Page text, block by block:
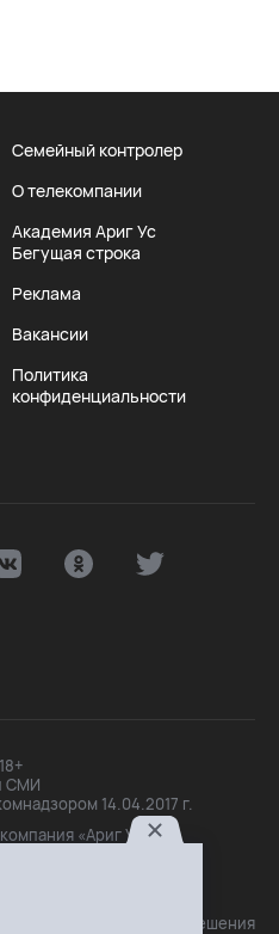
Семейный контролер
О телекомпании
Академия Ариг Ус
Бегущая строка
Реклама
Вакансии
Политика
конфиденциальности
СМИ
14.04.2017 г.
«Ариг Ус»,
О.Б.
с письменного разрешения